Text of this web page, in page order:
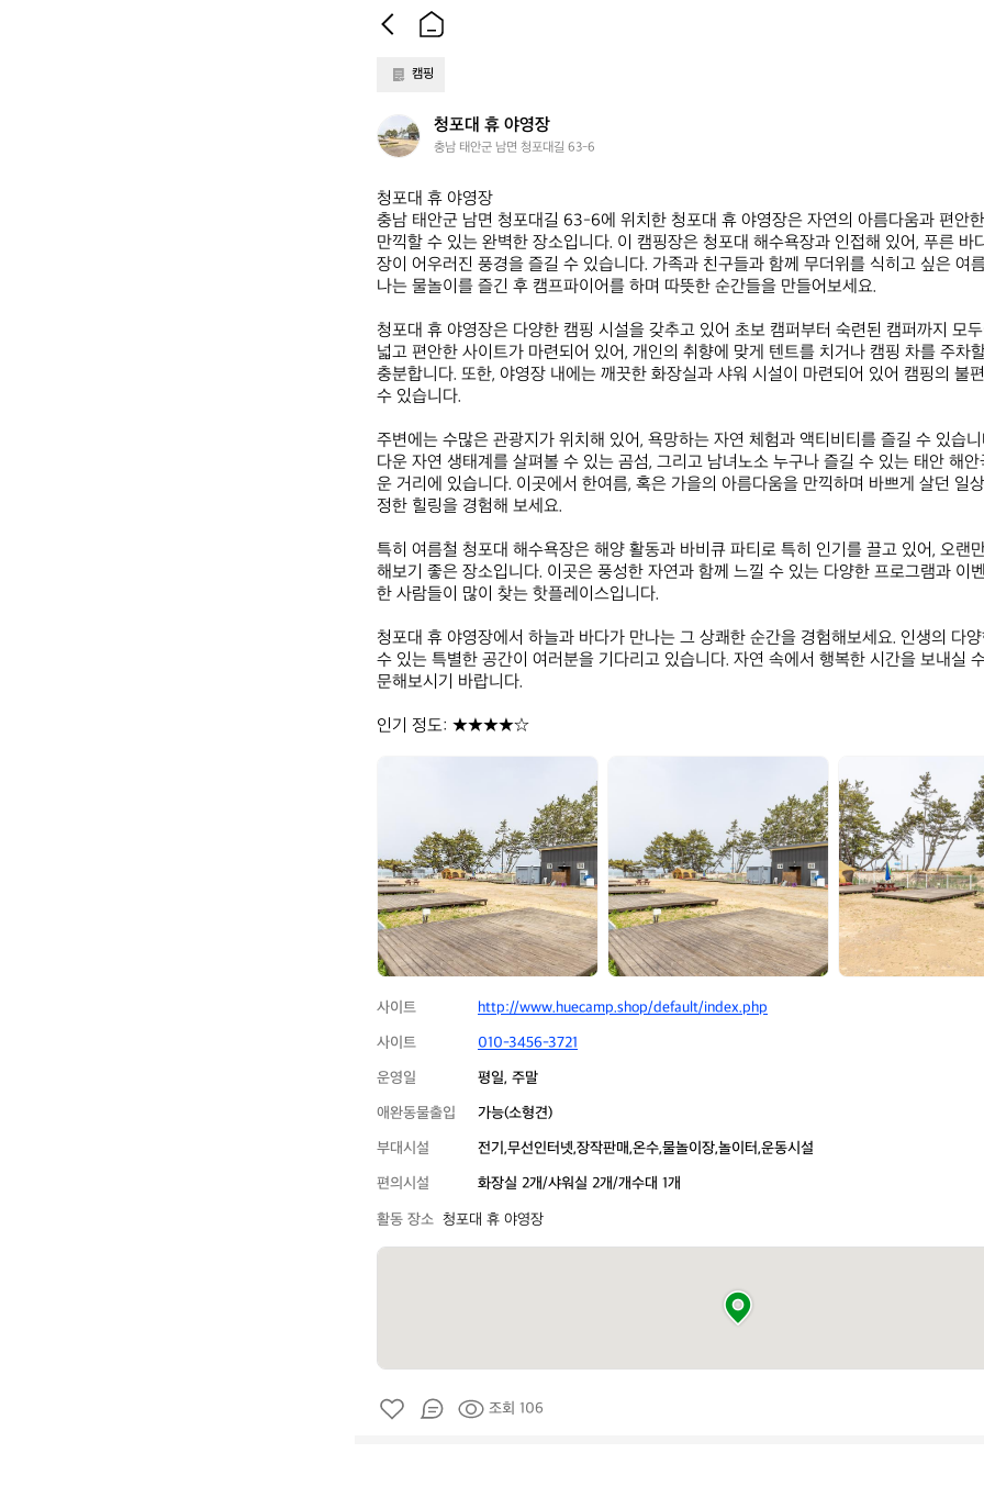
캠핑
청
포
휴
야
영
장
청포대 휴 야영장
충남 태안군 남면 청포대길 63-6
청포대 휴 야영장
충남 태안군 남면 청포대길 63-6에 위치한 청포대 휴 야영장은 자연의 아름다움과 편안
만끽할 수 있는 완벽한 장소입니다. 이 캠핑장은 청포대 해수욕장과 인접해 있어, 푸른 바
장이 어우러진 풍경을 즐길 수 있습니다. 가족과 친구들과 함께 무더위를 식히고 싶은 여
나는 물놀이를 즐긴 후 캠프파이어를 하며 따뜻한 순간들을 만들어보세요.
청포대 휴 야영장은 다양한 캠핑 시설을 갖추고 있어 초보 캠퍼부터 숙련된 캠퍼까지 모
넓고 편안한 사이트가 마련되어 있어, 개인의 취향에 맞게 텐트를 치거나 캠핑 차를 주차
충분합니다. 또한, 야영장 내에는 깨끗한 화장실과 샤워 시설이 마련되어 있어 캠핑의 불
수 있습니다.
주변에는 수많은 관광지가 위치해 있어, 욕망하는 자연 체험과 액티비티를 즐길 수 있습
다운 자연 생태계를 살펴볼 수 있는 곰섬, 그리고 남녀노소 누구나 즐길 수 있는 태안 해
운 거리에 있습니다. 이곳에서 한여름, 혹은 가을의 아름다움을 만끽하며 바쁘게 살던 일
정한 힐링을 경험해 보세요.
특히 여름철 청포대 해수욕장은 해양 활동과 바비큐 파티로 특히 인기를 끌고 있어, 오랜
해보기 좋은 장소입니다. 이곳은 풍성한 자연과 함께 느낄 수 있는 다양한 프로그램과 이
한 사람들이 많이 찾는 핫플레이스입니다.
청포대 휴 야영장에서 하늘과 바다가 만나는 그 상쾌한 순간을 경험해보세요. 인생의 다
수 있는 특별한 공간이 여러분을 기다리고 있습니다. 자연 속에서 행복한 시간을 보내실
문해보시기 바랍니다.
인기 정도: ★★★★☆
영
장
영
장
포
대
휴
야
영
장
사이트
http://www.huecamp.shop/default/index.php
사이트
010-3456-3721
운영일
평일, 주말
애완동물출입
가능(소형견)
부대시설
전기,무선인터넷,장작판매,온수,물놀이장,놀이터,운동시설
편의시설
화장실 2개/샤워실 2개/개수대 1개
활동 장소 청포대 휴 야영장
조회 106